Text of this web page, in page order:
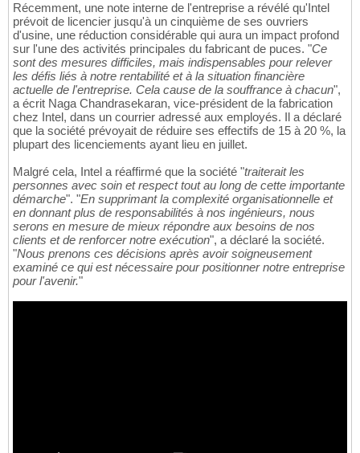
Récemment, une note interne de l'entreprise a révélé qu'Intel
prévoit de licencier jusqu'à un cinquième de ses ouvriers
d'usine, une réduction considérable qui aura un impact profond
sur l'une des activités principales du fabricant de puces. "Ce
sont des mesures difficiles, mais indispensables pour relever
les défis liés à notre rentabilité et à la situation financière
actuelle de l'entreprise. Cela cause de la souffrance à chacun",
a écrit Naga Chandrasekaran, vice-président de la fabrication
chez Intel, dans un courrier adressé aux employés. Il a déclaré
que la société prévoyait de réduire ses effectifs de 15 à 20 %, la
plupart des licenciements ayant lieu en juillet.
Malgré cela, Intel a réaffirmé que la société "traiterait les
personnes avec soin et respect tout au long de cette importante
démarche". "En supprimant la complexité organisationnelle et
en donnant plus de responsabilités à nos ingénieurs, nous
serons en mesure de mieux répondre aux besoins de nos
clients et de renforcer notre exécution", a déclaré la société.
"Nous prenons ces décisions après avoir soigneusement
examiné ce qui est nécessaire pour positionner notre entreprise
pour l'avenir."